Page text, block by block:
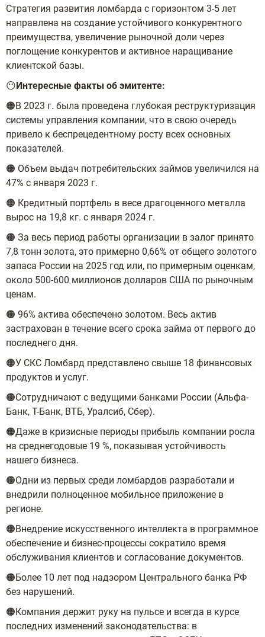
Стратегия развития ломбарда с горизонтом 3-5 лет
направлена на создание устойчивого конкурентного
преимущества, увеличение рыночной доли через
поглощение конкурентов и активное наращивание
клиентской базы.
😶Интересные факты об эмитенте:
🟠В 2023 г. была проведена глубокая реструктуризация
системы управления компании, что в свою очередь
привело к беспрецедентному росту всех основных
показателей.
🟠 Объем выдач потребительских займов увеличился на
47% с января 2023 г.
🟠 Кредитный портфель в весе драгоценного металла
вырос на 19,8 кг. с января 2024 г.
🟠 За весь период работы организации в залог принято
7,8 тонн золота, это примерно 0,66% от общего золотого
запаса России на 2025 год или, по примерным оценкам,
около 500-600 миллионов долларов США по рыночным
ценам.
🟠 96% актива обеспечено золотом. Весь актив
застрахован в течение всего срока займа от первого до
последнего дня.
🟠У СКС Ломбард представлено свыше 18 финансовых
продуктов и услуг.
🟠Сотрудничают с ведущими банками России (Альфа-
Банк, Т-Банк, ВТБ, Уралсиб, Сбер).
🟠Даже в кризисные периоды прибыль компании росла
на среднегодовые 19 %, показывая устойчивость
нашего бизнеса.
🟠Одни из первых среди ломбардов разработали и
внедрили полноценное мобильное приложение в
регионе.
🟠Внедрение искусственного интеллекта в программное
обеспечение и бизнес-процессы сократило время
обслуживания клиентов и согласование документов.
🟠Более 10 лет под надзором Центрального банка РФ
без нарушений.
🟠Компания держит руку на пульсе и всегда в курсе
последних изменений законодательства: в